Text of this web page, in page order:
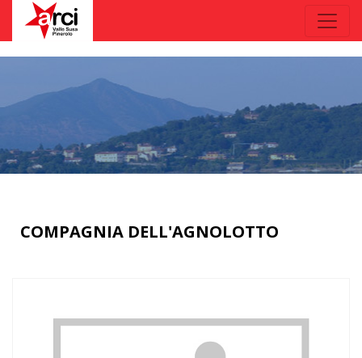
COMPAGNIA DELL'AGNOLOTTO